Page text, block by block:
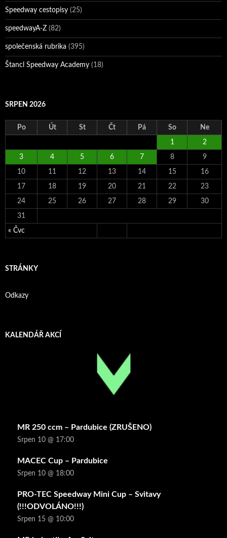
Speedway cestopisy (25)
speedwayA-Z (82)
společenská rubrika (395)
Štancl Speedway Academy (18)
SRPEN 2026
Po Út St Čt Pá So Ne
« Čvc
1 2
3 4 5 6 7 8 9
10 11 12 13 14 15 16
17 18 19 20 21 22 23
24 25 26 27 28 29 30
31
STRÁNKY
Odkazy
KALENDÁŘ AKCÍ
MR 250 ccm – Pardubice (ZRUŠENO)
Srpen 10 @ 17:00
MACEC Cup – Pardubice
Srpen 10 @ 18:00
PRO-TEC Speedway Mini Cup – Svitavy
(!!!ODVOLÁNO!!!)
Srpen 15 @ 10:00